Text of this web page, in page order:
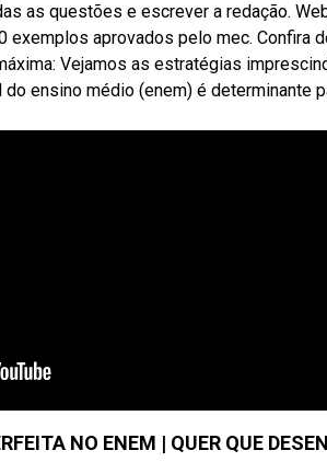
as questões e escrever a redação.
exemplos aprovados pelo mec. Confira
Vejamos as estratégias
ensino médio (enem) é determinante
NO ENEM | QUER QUE